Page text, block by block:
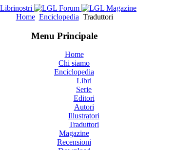
Home Enciclopedia Traduttori
Menu Principale
Home
Chi siamo
Enciclopedia
Libri
Serie
Editori
Autori
Illustratori
Traduttori
Magazine
Recensioni